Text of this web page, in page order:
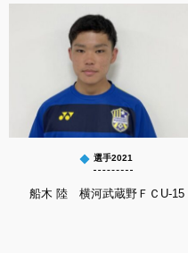
選手2021
船木 陸 横河武蔵野ＦＣU-15